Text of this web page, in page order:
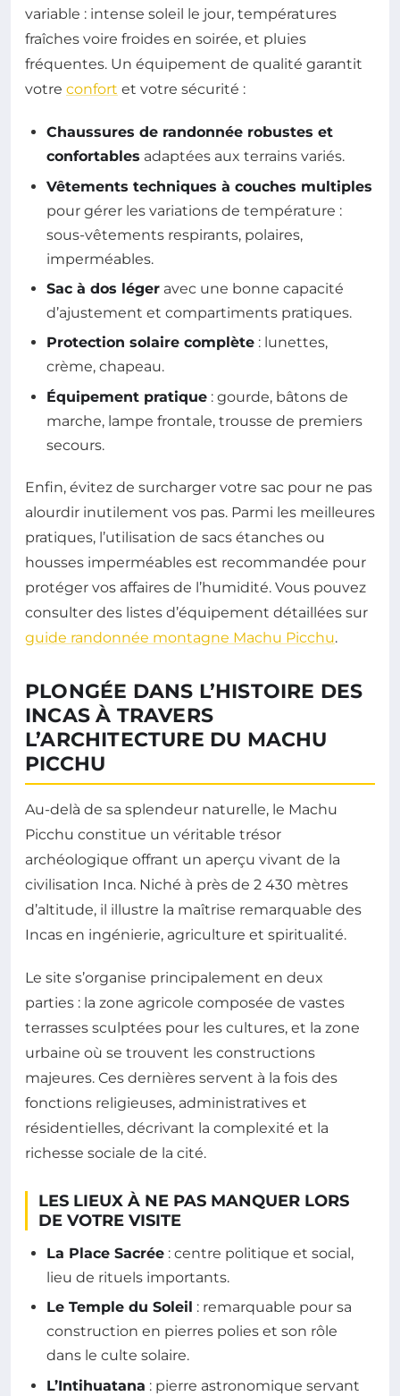
variable : intense soleil le jour, températures
fraîches voire froides en soirée, et pluies
fréquentes. Un équipement de qualité garantit
votre confort et votre sécurité :
Chaussures de randonnée robustes et
confortables adaptées aux terrains variés.
Vêtements techniques à couches multiples
pour gérer les variations de température :
sous-vêtements respirants, polaires,
imperméables.
Sac à dos léger avec une bonne capacité
d’ajustement et compartiments pratiques.
Protection solaire complète : lunettes,
crème, chapeau.
Équipement pratique : gourde, bâtons de
marche, lampe frontale, trousse de premiers
secours.
Enfin, évitez de surcharger votre sac pour ne pas
alourdir inutilement vos pas. Parmi les meilleures
pratiques, l’utilisation de sacs étanches ou
housses imperméables est recommandée pour
protéger vos affaires de l’humidité. Vous pouvez
consulter des listes d’équipement détaillées sur
guide randonnée montagne Machu Picchu.
PLONGÉE DANS L’HISTOIRE DES
INCAS À TRAVERS
L’ARCHITECTURE DU MACHU
PICCHU
Au-delà de sa splendeur naturelle, le Machu
Picchu constitue un véritable trésor
archéologique offrant un aperçu vivant de la
civilisation Inca. Niché à près de 2 430 mètres
d’altitude, il illustre la maîtrise remarquable des
Incas en ingénierie, agriculture et spiritualité.
Le site s’organise principalement en deux
parties : la zone agricole composée de vastes
terrasses sculptées pour les cultures, et la zone
urbaine où se trouvent les constructions
majeures. Ces dernières servent à la fois des
fonctions religieuses, administratives et
résidentielles, décrivant la complexité et la
richesse sociale de la cité.
LES LIEUX À NE PAS MANQUER LORS
DE VOTRE VISITE
La Place Sacrée : centre politique et social,
lieu de rituels importants.
Le Temple du Soleil : remarquable pour sa
construction en pierres polies et son rôle
dans le culte solaire.
L’Intihuatana : pierre astronomique servant